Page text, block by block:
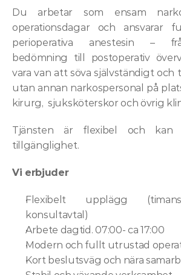
Du arbetar som ensam
operationsdagar och
perioperativa anestesin –
bedömning till postoperativ
vara van att söva självständigt
utan annan narkospersonal på
kirurg,  sjuksköterskor och övrig
Tjänsten är flexibel och kan
tillgänglighet.
Vi erbjuder
Flexibelt upplägg
konsultavtal)
Arbete dagtid. 07:00- ca 17:00
Modern och fullt utrustad
Kort beslutsväg och nära